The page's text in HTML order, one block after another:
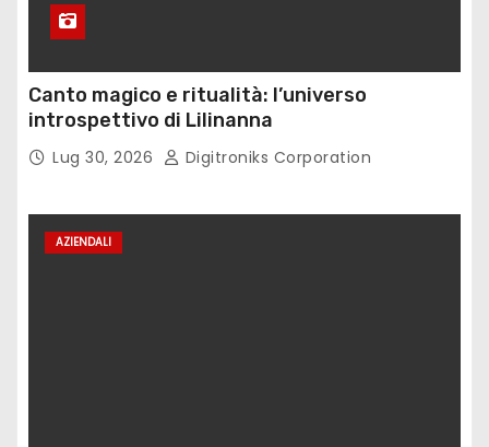
Canto magico e ritualità: l’universo
introspettivo di Lilinanna
Lug 30, 2026 Digitroniks Corporation
AZIENDALI